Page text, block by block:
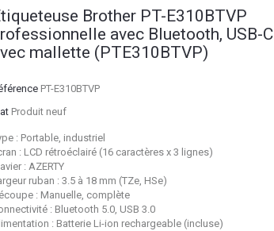
Brother PT-E310BTVP
avec Bluetooth, USB-C
mallette (PTE310BTVP)
PT-E310BTVP
Produit neuf
: Portable, industriel
: LCD rétroéclairé (16 caractères x 3 lignes)
: AZERTY
ruban : 3.5 à 18 mm (TZe, HSe)
: Manuelle, complète
: Bluetooth 5.0, USB 3.0
: Batterie Li-ion rechargeable (incluse)